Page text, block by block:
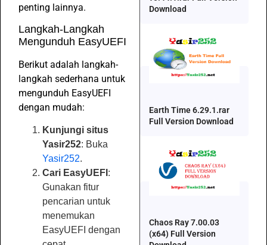
penting lainnya.
Langkah-Langkah
Mengunduh EasyUEFI
Berikut adalah langkah-
langkah sederhana untuk
mengunduh EasyUEFI
dengan mudah:
Kunjungi situs
Yasir252: Buka
Yasir252.
Cari EasyUEFI :
Gunakan fitur
pencarian untuk
menemukan
EasyUEFI dengan
Download
Earth Time 6.29.1.rar
Full Version Download
Chaos Ray 7.00.03
(x64) Full Version